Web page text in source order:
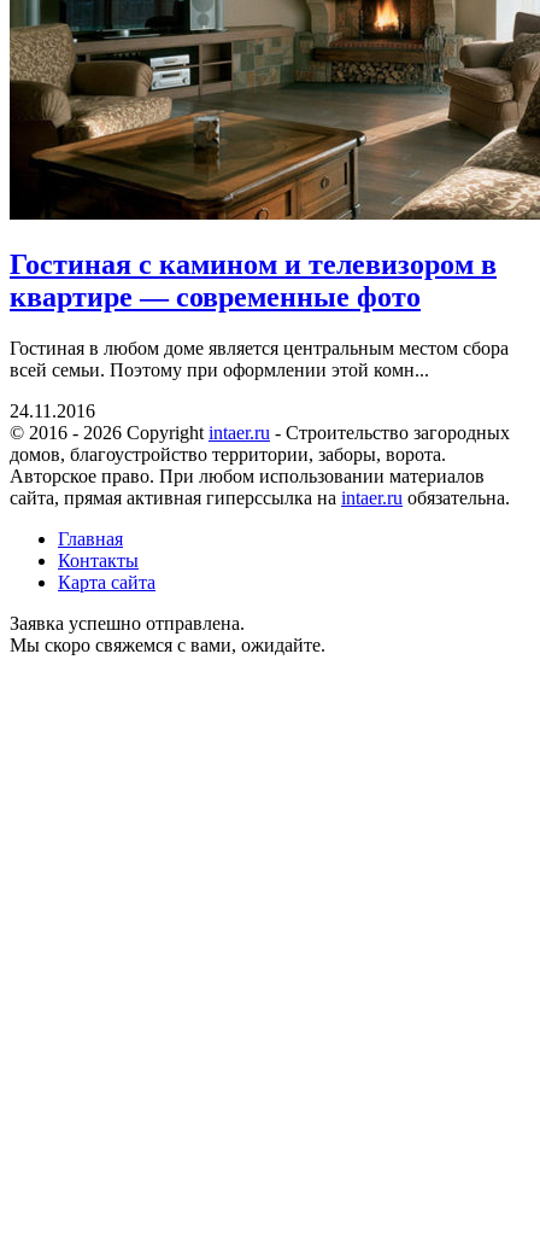
Гостиная с камином и телевизором в
квартире — современные фото
Гостиная в любом доме является центральным местом сбора
всей семьи. Поэтому при оформлении этой комн...
24.11.2016
© 2016 - 2026 Copyright intaer.ru - Cтроительство загородных
домов, благоустройство территории, заборы, ворота.
Авторское право. При любом использовании материалов
сайта, прямая активная гиперссылка на intaer.ru обязательна.
Главная
Контакты
Карта сайта
Заявка успешно отправлена.
Мы скоро свяжемся с вами, ожидайте.